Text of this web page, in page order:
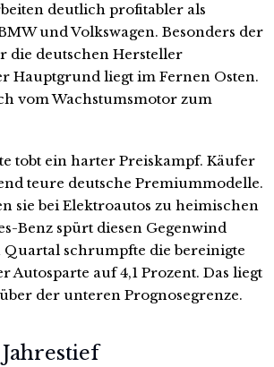
deutlich profitabler als
und Volkswagen. Besonders der
die deutschen Hersteller
Hauptgrund liegt im Fernen Osten.
vom Wachstumsmotor zum
tobt ein harter Preiskampf. Käufer
teure deutsche Premiummodelle.
sie bei Elektroautos zu heimischen
Benz spürt diesen Gegenwind
Quartal schrumpfte die bereinigte
Autosparte auf 4,1 Prozent. Das liegt
der unteren Prognosegrenze.